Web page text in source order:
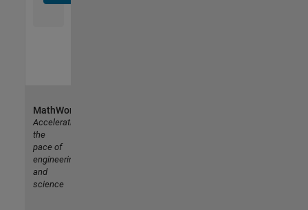
MathWorks
Accelerating
the
pace of
engineering
and
science